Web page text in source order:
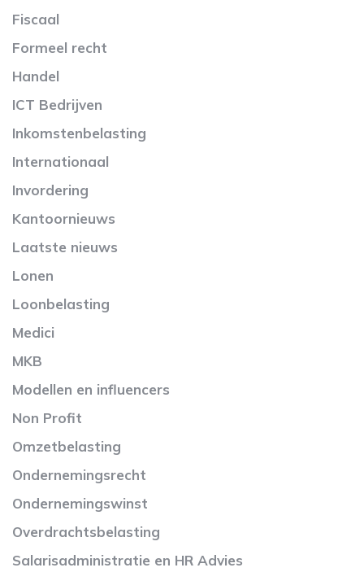
Fiscaal
Formeel recht
Handel
ICT Bedrijven
Inkomstenbelasting
Internationaal
Invordering
Kantoornieuws
Laatste nieuws
Lonen
Loonbelasting
Medici
MKB
Modellen en influencers
Non Profit
Omzetbelasting
Ondernemingsrecht
Ondernemingswinst
Overdrachtsbelasting
Salarisadministratie en HR Advies